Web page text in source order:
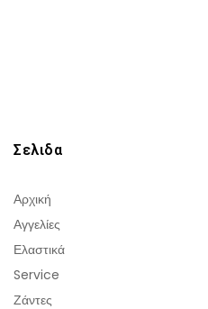
Σελιδα
Αρχική
Αγγελίες
Ελαστικά
Service
Ζάντες